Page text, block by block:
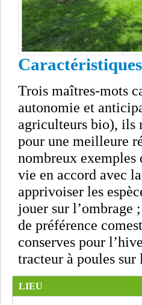
Caractéristiques
Trois maîtres-mots
autonomie et
agriculteurs bio), ils
pour une meilleure
nombreux exemples
vie en accord avec
apprivoiser les
jouer sur l’ombrage
de préférence
conserves pour
tracteur à poules sur
LIEU